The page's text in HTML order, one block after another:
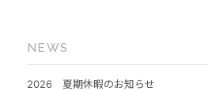
NEWS
2026 夏期休暇のお知らせ